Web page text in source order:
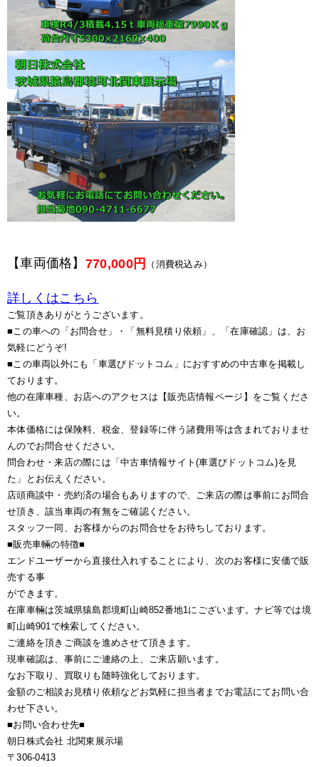
【車両価格】 770,000円 （消費税込み）
詳しくはこちら
ご覧頂きありがとうございます。
■この車への「お問合せ」・「無料見積り依頼」、「在庫確認」は、お
気軽にどうぞ!
■この車両以外にも「車選びドットコム」におすすめの中古車を掲載し
ております。
他の在庫車種、お店へのアクセスは【販売店情報ページ】をご覧くださ
い。
本体価格には保険料、税金、登録等に伴う諸費用等は含まれておりませ
んのでお問合せください。
問合わせ・来店の際には「中古車情報サイト(車選びドットコム)を見
た」とお伝えください。
店頭商談中・売約済の場合もありますので、ご来店の際は事前にお問合
せ頂き、該当車両の有無をご確認ください。
スタッフ一同、お客様からのお問合せをお待ちしております。
■販売車輛の特徴■
エンドユーザーから直接仕入れすることにより、次のお客様に安価で販
売する事
ができます。
在庫車輛は茨城県猿島郡境町山崎852番地1にございます。ナビ等では境
町山崎901で検索してください。
ご連絡を頂きご商談を進めさせて頂きます。
現車確認は、事前にご連絡の上、ご来店願います。
なお下取り、買取りも随時強化しております。
金額のご相談お見積り依頼などお気軽に担当者までお電話にてお問い合
わせ下さい。
■お問い合わせ先■
朝日株式会社 北関東展示場
〒306-0413